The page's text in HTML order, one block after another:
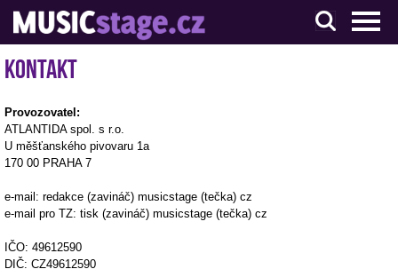
S muzikanty pro muzikanty
Kontakt
Provozovatel:
ATLANTIDA spol. s r.o.
U měšťanského pivovaru 1a
170 00 PRAHA 7
e-mail: redakce (zavináč) musicstage (tečka) cz
e-mail pro TZ: tisk (zavináč) musicstage (tečka) cz
IČO: 49612590
DIČ: CZ49612590